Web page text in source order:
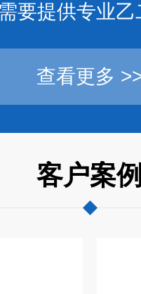
要提供专业
查看更多
客户案